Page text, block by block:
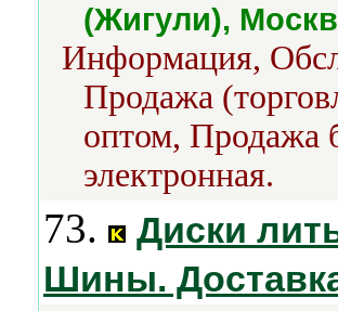
(Жигули),
Информация,
Продажа
оптом, Продажа
электронная.
73.
Диски
Шины.